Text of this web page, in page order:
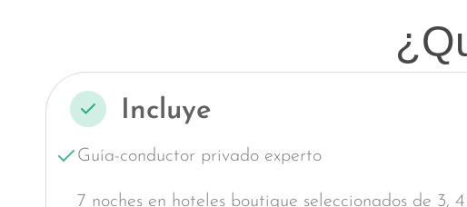
Incluye
Guía-conductor privado experto
7 noches en hoteles boutique seleccionados de 3,